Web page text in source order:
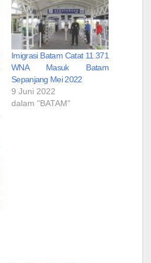
Imigrasi Batam Catat 11.371
WNA Masuk Batam
Sepanjang Mei 2022
9 Juni 2022
dalam "BATAM"